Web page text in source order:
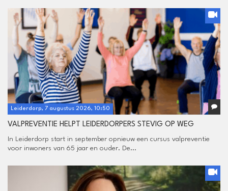
Leiderdorp, 7 augustus 2026, 10:50
VALPREVENTIE HELPT LEIDERDORPERS STEVIG OP WEG
In Leiderdorp start in september opnieuw een cursus valpreventie
voor inwoners van 65 jaar en ouder. De...